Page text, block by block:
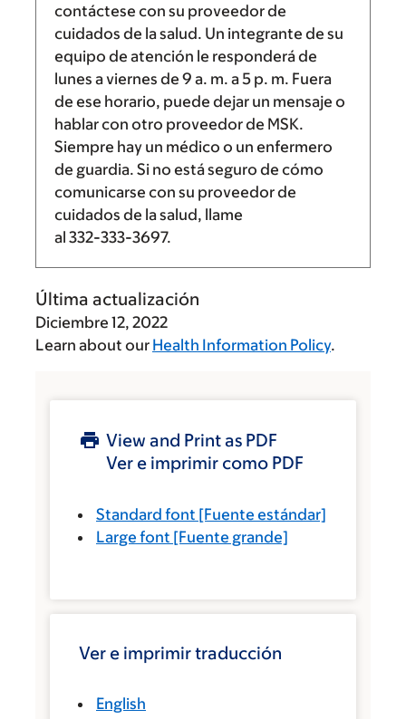
contáctese con su proveedor de
cuidados de la salud. Un integrante de su
equipo de atención le responderá de
lunes a viernes de 9 a. m. a5 p. m. Fuera
de ese horario, puede dejar un mensaje o
hablar con otro proveedor de MSK.
Siempre hay un médico o un enfermero
de guardia. Si no está seguro de cómo
comunicarse con su proveedor de
cuidados de la salud, llame
al 332-333-3697.
Última actualización
Diciembre 12, 2022
Learn about our Health Information Policy.
View and Print as PDF
Ver e imprimir como PDF
Standard font [Fuente estándar]
Large font [Fuente grande]
Ver e imprimir traducción
English